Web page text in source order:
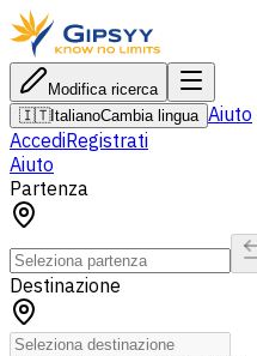
Modifica ricerca
🇮🇹ItalianoCambia lingua Aiuto
AccediRegistrati
Aiuto
Partenza
Destinazione